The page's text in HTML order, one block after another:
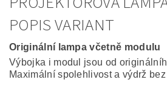
POPIS VARIANT
Originální lampa včetně modulu
Výbojka i modul jsou od
Maximální spolehlivost a výdrž